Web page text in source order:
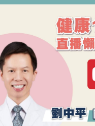
拿來看，到開學前到啊
不知道的是，絕大部分的
是傻傻的聽老師的話，畢
個把老師的話當成聖旨